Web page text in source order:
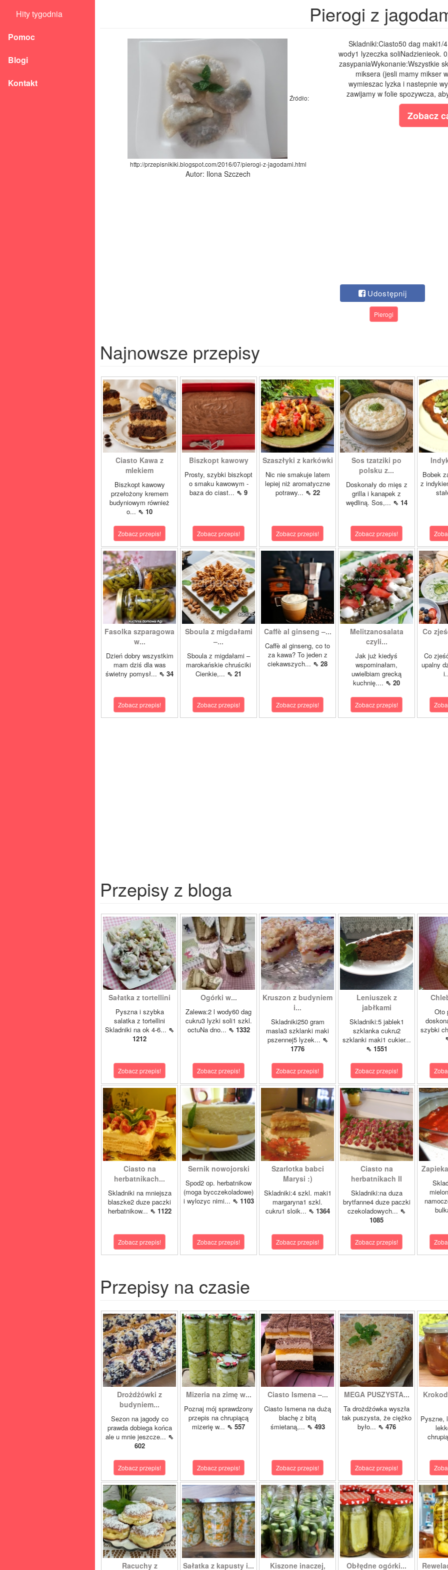
Hity tygodnia
Pomoc
Blogi
Kontakt
Pierogi z
Źródło:
http://przepisnikiki.blogspot.com/2016/07/pierogi-z-jagodami.html
Autor: Ilona Szczech
Skladniki:Ciasto50 dag maki1/
wody1 lyzeczka soliNadzienieok.
zasypaniaWykonanie:Wszystkie
miksera (jesli mamy mikser
wymieszac lyzka i nastepnie
zawijamy w folie spozywcza,
Zobacz
Udostępnij
Pierogi
Najnowsze przepisy
Ciasto Kawa z
mlekiem
Biszkopt kawowy
przełożony kremem
budyniowym również
o... ⇖ 10
Zobacz przepis!
Biszkopt kawowy
Prosty, szybki biszkopt
o smaku kawowym -
baza do ciast... ⇖ 9
Zobacz przepis!
Szaszłyki z karkówki
Nic nie smakuje latem
lepiej niż aromatyczne
potrawy... ⇖ 22
Zobacz przepis!
Sos tzatziki po
polsku z...
Doskonały do mięs z
grilla i kanapek z
wędliną. Sos,... ⇖ 14
Zobacz przepis!
Bobek
z
Fasolka szparagowa
w...
Dzień dobry wszystkim
mam dziś dla was
świetny pomysł... ⇖ 34
Zobacz przepis!
Sboula z migdałami
–...
Sboula z migdałami –
marokańskie chruściki
Cienkie,... ⇖ 21
Zobacz przepis!
Caffè al ginseng –...
Caffè al ginseng, co to
za kawa? To jeden z
ciekawszych... ⇖ 28
Zobacz przepis!
Melitzanosalata
czyli...
Jak już kiedyś
wspominałam,
uwielbiam grecką
kuchnię.... ⇖ 20
Zobacz przepis!
Co
Co
upalny
Przepisy z bloga
Sałatka z tortellini
Pyszna i szybka
salatka z tortellini
Skladniki na ok 4-6... ⇖
1212
Zobacz przepis!
Ogórki w...
Zalewa:2 l wody60 dag
cukru3 lyzki soli1 szkl.
octuNa dno... ⇖ 1332
Zobacz przepis!
Kruszon z budyniem
i...
Skladniki250 gram
masla3 szklanki maki
pszennej5 lyzek... ⇖
1776
Zobacz przepis!
Leniuszek z
jabłkami
Skladniki:5 jablek1
szklanka cukru2
szklanki maki1 cukier...
⇖ 1551
Zobacz przepis!
Oto
szybki
Ciasto na
herbatnikach...
Skladniki na mniejsza
blaszke2 duze paczki
herbatnikow... ⇖ 1122
Zobacz przepis!
Sernik nowojorski
Spod2 op. herbatnikow
(moga bycczekoladowe)
i wylozyc nimi... ⇖ 1103
Zobacz przepis!
Szarlotka babci
Marysi :)
Skladniki:4 szkl. maki1
margaryna1 szkl.
cukru1 sloik... ⇖ 1364
Zobacz przepis!
Ciasto na
herbatnikach II
Skladniki:na duza
brytfanne4 duze paczki
czekoladowych... ⇖
1085
Zobacz przepis!
Przepisy na czasie
Drożdżówki z
budyniem...
Sezon na jagody co
prawda dobiega końca
ale u mnie jeszcze... ⇖
602
Zobacz przepis!
Mizeria na zimę w...
Poznaj mój sprawdzony
przepis na chrupiącą
mizerię w... ⇖ 557
Zobacz przepis!
Ciasto Ismena –...
Ciasto Ismena na dużą
blachę z bitą
śmietaną,... ⇖ 493
Zobacz przepis!
MEGA PUSZYSTA...
Ta drożdżówka wyszła
tak puszysta, że ciężko
było... ⇖ 476
Zobacz przepis!
Pyszne,
Racuchy z Sałatka z kapusty i... Kiszone inaczej, Obłędne ogórki...